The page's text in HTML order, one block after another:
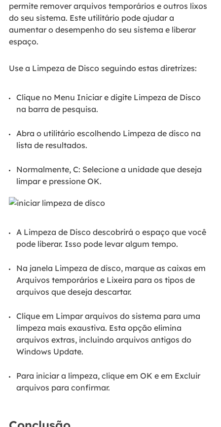
permite remover arquivos temporários e outros lixos
do seu sistema. Este utilitário pode ajudar a
aumentar o desempenho do seu sistema e liberar
espaço.
Use a Limpeza de Disco seguindo estas diretrizes:
Clique no Menu Iniciar e digite Limpeza de Disco
na barra de pesquisa.
Abra o utilitário escolhendo Limpeza de disco na
lista de resultados.
Normalmente, C: Selecione a unidade que deseja
limpar e pressione OK.
A Limpeza de Disco descobrirá o espaço que você
pode liberar. Isso pode levar algum tempo.
Na janela Limpeza de disco, marque as caixas em
Arquivos temporários e Lixeira para os tipos de
arquivos que deseja descartar.
Clique em Limpar arquivos do sistema para uma
limpeza mais exaustiva. Esta opção elimina
arquivos extras, incluindo arquivos antigos do
Windows Update.
Para iniciar a limpeza, clique em OK e em Excluir
arquivos para confirmar.